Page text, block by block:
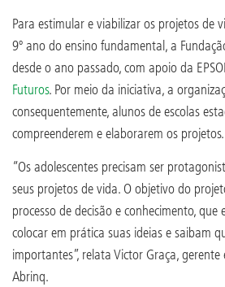
Para estimular e viabilizar os projetos de
9º ano do ensino fundamental, a
desde o ano passado, com apoio da
Futuros. Por meio da iniciativa, a
consequentemente, alunos de escolas
compreenderem e elaborarem os projetos.
“Os adolescentes precisam ser
seus projetos de vida. O objetivo do
processo de decisão e conhecimento, que
colocar em prática suas ideias e saibam
importantes”, relata Victor Graça,
Abrinq.